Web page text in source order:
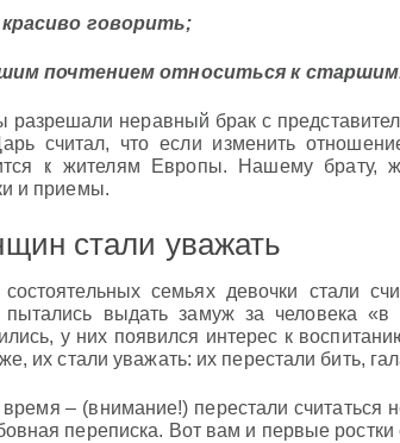
говорить;
почтением относиться к
неравный брак с
считал, что если изменить
к жителям Европы. Нашему брату,
и приемы.
стали уважать
семьях девочки стали
пытались выдать замуж за человека
у них появился интерес к
их стали уважать: их перестали бить,
– (внимание!) перестали
переписка. Вот вам и первые ростки